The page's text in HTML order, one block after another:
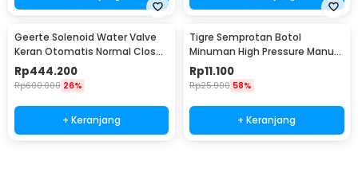
Geerte Solenoid Water Valve
Keran Otomatis Normal Close
220V 1.5 Inch - 2W-400-40
Rp444.200
Rp600.000 26%
+ Keranjang
Tigre Semprotan Botol
Minuman High Pressure Manual
Adjustable Spray - TS01
Rp11.100
Rp25.900 58%
+ Keranjang